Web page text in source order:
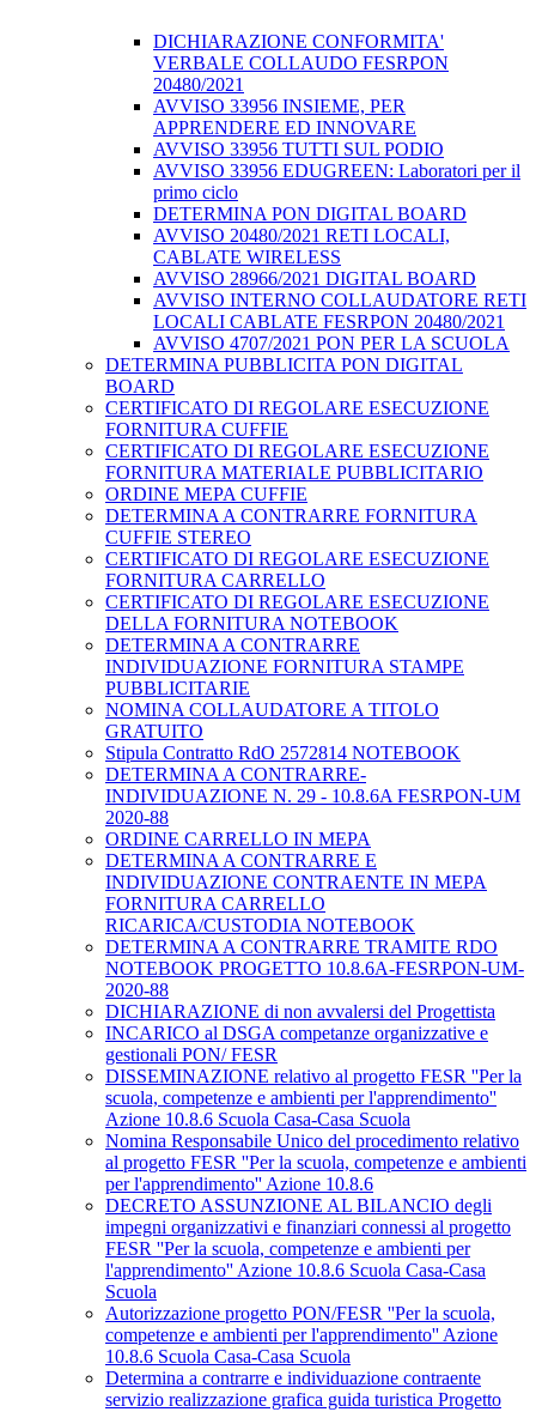
DICHIARAZIONE CONFORMITA'
VERBALE COLLAUDO FESRPON
20480/2021
AVVISO 33956 INSIEME, PER
APPRENDERE ED INNOVARE
AVVISO 33956 TUTTI SUL PODIO
AVVISO 33956 EDUGREEN: Laboratori per il
primo ciclo
DETERMINA PON DIGITAL BOARD
AVVISO 20480/2021 RETI LOCALI,
CABLATE WIRELESS
AVVISO 28966/2021 DIGITAL BOARD
AVVISO INTERNO COLLAUDATORE RETI
LOCALI CABLATE FESRPON 20480/2021
AVVISO 4707/2021 PON PER LA SCUOLA
DETERMINA PUBBLICITA PON DIGITAL
BOARD
CERTIFICATO DI REGOLARE ESECUZIONE
FORNITURA CUFFIE
CERTIFICATO DI REGOLARE ESECUZIONE
FORNITURA MATERIALE PUBBLICITARIO
ORDINE MEPA CUFFIE
DETERMINA A CONTRARRE FORNITURA
CUFFIE STEREO
CERTIFICATO DI REGOLARE ESECUZIONE
FORNITURA CARRELLO
CERTIFICATO DI REGOLARE ESECUZIONE
DELLA FORNITURA NOTEBOOK
DETERMINA A CONTRARRE
INDIVIDUAZIONE FORNITURA STAMPE
PUBBLICITARIE
NOMINA COLLAUDATORE A TITOLO
GRATUITO
Stipula Contratto RdO 2572814 NOTEBOOK
DETERMINA A CONTRARRE-
INDIVIDUAZIONE N. 29 - 10.8.6A FESRPON-UM
2020-88
ORDINE CARRELLO IN MEPA
DETERMINA A CONTRARRE E
INDIVIDUAZIONE CONTRAENTE IN MEPA
FORNITURA CARRELLO
RICARICA/CUSTODIA NOTEBOOK
DETERMINA A CONTRARRE TRAMITE RDO
NOTEBOOK PROGETTO 10.8.6A-FESRPON-UM-
2020-88
DICHIARAZIONE di non avvalersi del Progettista
INCARICO al DSGA competanze organizzative e
gestionali PON/ FESR
DISSEMINAZIONE relativo al progetto FESR ''Per la
scuola, competenze e ambienti per l'apprendimento''
Azione 10.8.6 Scuola Casa-Casa Scuola
Nomina Responsabile Unico del procedimento relativo
al progetto FESR ''Per la scuola, competenze e ambienti
per l'apprendimento'' Azione 10.8.6
DECRETO ASSUNZIONE AL BILANCIO degli
impegni organizzativi e finanziari connessi al progetto
FESR ''Per la scuola, competenze e ambienti per
l'apprendimento'' Azione 10.8.6 Scuola Casa-Casa
Scuola
Autorizzazione progetto PON/FESR ''Per la scuola,
competenze e ambienti per l'apprendimento'' Azione
10.8.6 Scuola Casa-Casa Scuola
Determina a contrarre e individuazione contraente
servizio realizzazione grafica guida turistica Progetto